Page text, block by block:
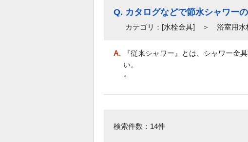
Q. カタログなどで節水シャワー
カテゴリ：[水栓金具] ＞ 浴室用水
A.
『従来シャワー』とは、シャワー金
↑
検索件数：14件